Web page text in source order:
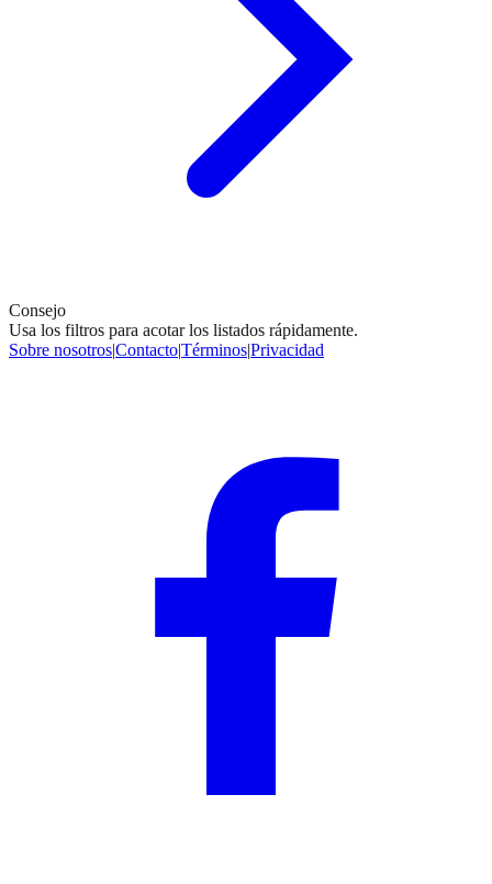
Consejo
Usa los filtros para acotar los listados rápidamente.
Sobre nosotros|Contacto|Términos|Privacidad